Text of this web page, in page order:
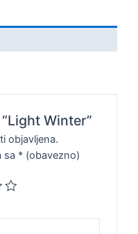
Winter”
objavljena.
sa * (obavezno)